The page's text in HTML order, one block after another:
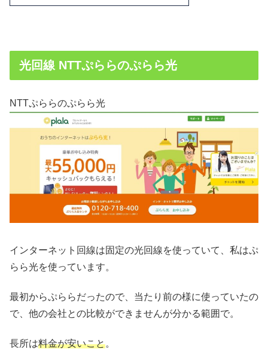
光回線 NTTぷららのぷらら光
NTTぷららのぷらら光
インターネット回線は固定の光回線を使っていて、私はぷ
らら光を使っています。
最初からぷららだったので、当たり前の様に使っていたの
で、他の会社との比較ができませんが分かる範囲で。
長所は料金が安いこと。